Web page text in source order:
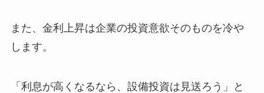
また、金利上昇は企業の投資意欲そのものを冷や
します。
「利息が高くなるなら、設備投資は見送ろう」と